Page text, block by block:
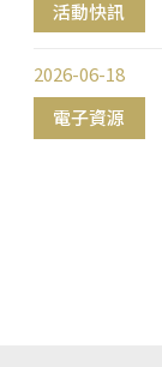
活動快訊
電子資源
2026-06-18